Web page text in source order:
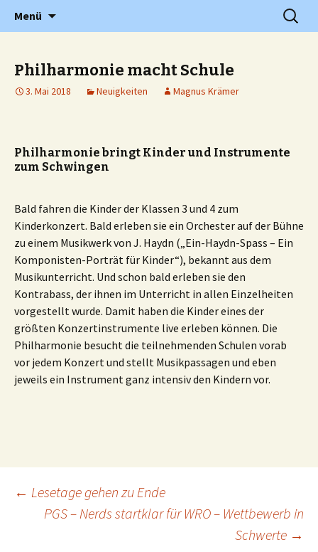
PGS
Grundschule in Holzwickede Hengsen
Menü
Suchen
nach:
Philharmonie macht Schule
3. Mai 2018 Neuigkeiten Magnus Krämer
Philharmonie bringt Kinder und Instrumente
zum Schwingen
Bald fahren die Kinder der Klassen 3 und 4 zum
Kinderkonzert. Bald erleben sie ein Orchester auf der Bühne
zu einem Musikwerk von J. Haydn („Ein-Haydn-Spass – Ein
Komponisten-Porträt für Kinder“), bekannt aus dem
Musikunterricht. Und schon bald erleben sie den
Kontrabass, der ihnen im Unterricht in allen Einzelheiten
vorgestellt wurde. Damit haben die Kinder eines der
größten Konzertinstrumente live erleben können. Die
Philharmonie besucht die teilnehmenden Schulen vorab
vor jedem Konzert und stellt Musikpassagen und eben
jeweils ein Instrument ganz intensiv den Kindern vor.
Beitragsnavigation
← Lesetage gehen zu Ende
PGS – Nerds startklar für WRO – Wettbewerb in
Schwerte →